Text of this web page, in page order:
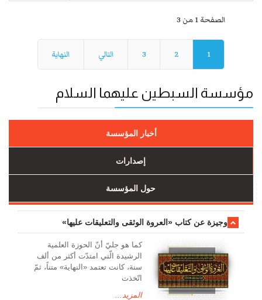
الصفحة 1 من 3
1
2
3 التالي النهاية
مؤسسة السبطين عليهما السلام
أخبار المؤسسة
إصدارات
حول المؤسسة
وجیزة عن کتاب «العروة الوثقی والتعلیقات علیها»
کما هو جليّ أنّ الحوزة العلمیة
الرشیدة الّتي امتدّت أكثر من ألف
سنة، كانت تعتمد «النهاية» متناً، ثمّ
اتّخذت
المزيد...